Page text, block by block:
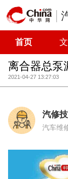
首页
离合器总泵
2021-04-27 13:27:03
汽修
汽车维